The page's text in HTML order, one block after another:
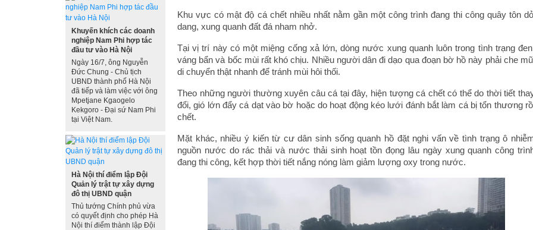
Khuyến khích các doanh
nghiệp Nam Phi hợp tác
đầu tư vào Hà Nội
Ngày 16/7, ông Nguyễn
Đức Chung - Chủ tịch
UBND thành phố Hà Nội
đã tiếp và làm việc với ông
Mpetjane Kgaogelo
Kekgoro - Đại sứ Nam Phi
tại Việt Nam.
Hà Nội thí điểm lập Đội
Quản lý trật tự xây dựng
đô thị UBND quận
Thủ tướng Chính phủ vừa
có quyết định cho phép Hà
Nội thí điểm thành lập Đội
Khu vực có mật độ cá chết nhiều nhất nằm gần một công trình đang thi công quây tôn
dang, xung quanh đất đá nham nhở.
Tại vị trí này có một miệng cống xả lớn, dòng nước xung quanh luôn trong tình trạng
váng bẩn và bốc mùi rất khó chịu. Nhiều người dân đi dạo qua đoạn bờ hồ này phải che
di chuyển thật nhanh để tránh mùi hôi thối.
Theo những người thường xuyên câu cá tại đây, hiện tượng cá chết có thể do thời tiết
đổi, gió lớn đẩy cá dạt vào bờ hoặc do hoạt động kéo lưới đánh bắt làm cá bị tổn thương
chết.
Mặt khác, nhiều ý kiến từ cư dân sinh sống quanh hồ đặt nghi vấn về tình trạng ô
nguồn nước do rác thải và nước thải sinh hoạt tồn đọng lâu ngày xung quanh công
đang thi công, kết hợp thời tiết nắng nóng làm giảm lượng oxy trong nước.